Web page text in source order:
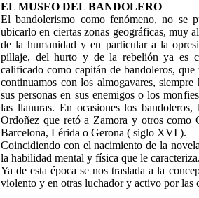
EL MUSEO DEL BANDOLERO
El bandolerismo como fenómeno, no se
ubicarlo en ciertas zonas geográficas, muy
de la humanidad y en particular a la
pillaje, del hurto y de la rebelión ya es
calificado como capitán de bandoleros,
continuamos con los almogavares,
sus personas en sus enemigos o los
las llanuras. En ocasiones los
Ordoñez que retó a Zamora y otros
Barcelona, Lérida o Gerona ( siglo XVI ).
Coincidiendo con el nacimiento de la
la habilidad mental y física que le
Ya de esta época se nos traslada a la
violento y en otras luchador y activo por las